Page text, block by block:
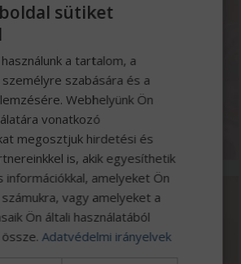
szervizbázisunk Iveco, Tatra, Wielton,
márkaszerviz műszaki vizsgasorral és
MEGNÉZEM
sütiket
a tartalom, a
szabására és a
Webhelyünk Ön
vonatkozó
megosztjuk hirdetési és
is, akik egyesíthetik
információkkal, amelyeket Ön
vagy amelyeket a
Ön általi használatából
Adatvédelmi irányelvek